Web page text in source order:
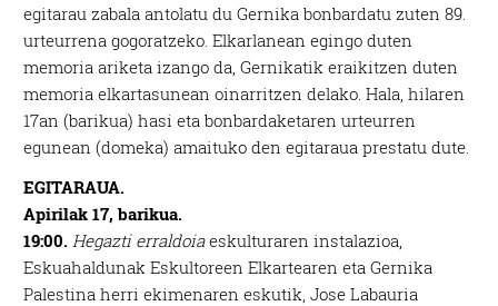
egitarau zabala antolatu du Gernika bonbardatu zuten 89.
urteurrena gogoratzeko. Elkarlanean egingo duten
memoria ariketa izango da, Gernikatik eraikitzen duten
memoria elkartasunean oinarritzen delako. Hala, hilaren
17an (barikua) hasi eta bonbardaketaren urteurren
egunean (domeka) amaituko den egitaraua prestatu dute.
EGITARAUA.
Apirilak 17, barikua.
19:00.Hegazti erraldoiaeskulturaren instalazioa,
Eskuahaldunak Eskultoreen Elkartearen eta Gernika
Palestina herri ekimenaren eskutik, Jose Labauria